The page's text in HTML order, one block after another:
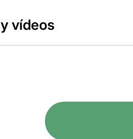
vídeos